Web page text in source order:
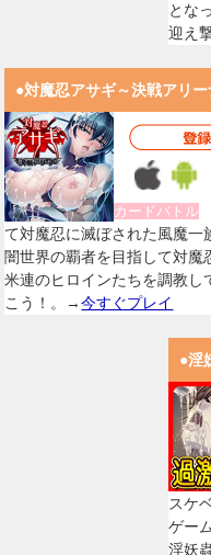
とな
迎え
●対魔忍アサギ～決戦アリー
カードバトル
て対魔忍に滅ぼされた風魔一
闇世界の覇者を目指して対魔
米連のヒロインたちを調教し
こう！。→今すぐプレイ
●淫
スケ
ゲー
淫妖